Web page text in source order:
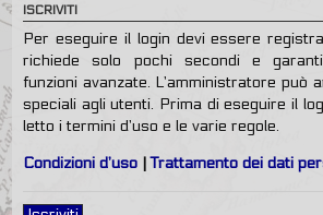
ISCRIVITI
Per eseguire il login devi essere
richiede solo pochi secondi e
funzioni avanzate. L’amministratore può
speciali agli utenti. Prima di eseguire il
letto i termini d’uso e le varie regole.
Condizioni d’uso |Trattamento dei dati